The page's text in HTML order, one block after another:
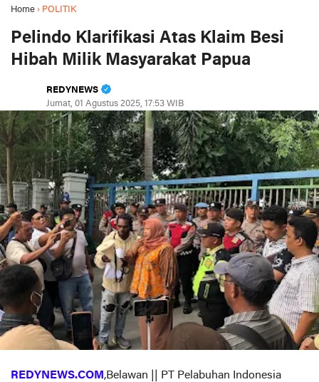
Home › POLITIK
Pelindo Klarifikasi Atas Klaim Besi
Hibah Milik Masyarakat Papua
REDYNEWS
Jumat, 01 Agustus 2025, 17:53 WIB
REDYNEWS.COM ,Belawan || PT Pelabuhan Indonesia